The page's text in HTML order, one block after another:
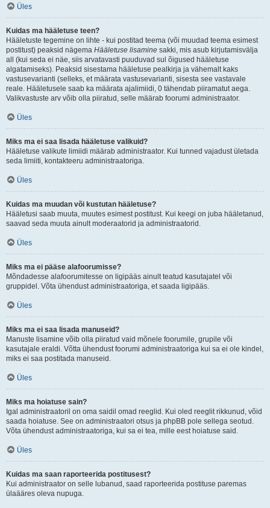
Üles
Kuidas ma hääletuse teen?
Hääletuste tegemine on lihte - kui postitad teema (või muudad teema esimest
postitust) peaksid nägema Hääletuse lisamine sakki, mis asub kirjutamisvälja
all (kui seda ei näe, siis arvatavasti puuduvad sul õigused hääletuse
algatamiseks). Peaksid sisestama hääletuse pealkirja ja vähemalt kaks
vastusevarianti (selleks, et määrata vastusevarianti, sisesta see vastavale
reale. Hääletusele saab ka määrata ajalimiidi, 0 tähendab piiramatut aega.
Valikvastuste arv võib olla piiratud, selle määrab foorumi administraator.
Üles
Miks ma ei saa lisada hääletuse valikuid?
Hääletuse valikute limiidi määrab administraator. Kui tunned vajadust ületada
seda limiiti, kontakteeru administraatoriga.
Üles
Kuidas ma muudan või kustutan hääletuse?
Hääletusi saab muuta, muutes esimest postitust. Kui keegi on juba hääletanud,
saavad seda muuta ainult moderaatorid ja administraatorid.
Üles
Miks ma ei pääse alafoorumisse?
Mõndadesse alafoorumitesse on ligipääs ainult teatud kasutajatel või
gruppidel. Võta ühendust administraatoriga, et saada ligipääs.
Üles
Miks ma ei saa lisada manuseid?
Manuste lisamine võib olla piiratud vaid mõnele foorumile, grupile või
kasutajale eraldi. Võtta ühendust foorumi administraatoriga kui sa ei ole kindel,
miks ei saa postitada manuseid.
Üles
Miks ma hoiatuse sain?
Igal administraatoril on oma saidil omad reeglid. Kui oled reeglit rikkunud, võid
saada hoiatuse. See on administraatori otsus ja phpBB pole sellega seotud.
Võta ühendust administraatoriga, kui sa ei tea, mille eest hoiatuse said.
Üles
Kuidas ma saan raporteerida postitusest?
Kui administraator on selle lubanud, saad raporteerida postituse paremas
ülaääres oleva nupuga.